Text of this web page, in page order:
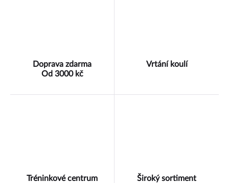
Doprava zdarma
Od 3000 kč
Vrtání koulí
Tréninkové centrum Široký sortiment